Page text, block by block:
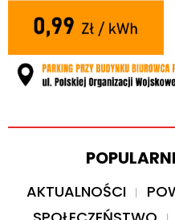
AKTUALNOŚCI